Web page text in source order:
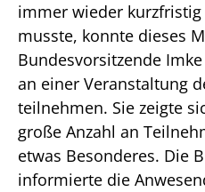
immer wieder kurzfristig
musste, konnte dieses
Bundesvorsitzende
an einer Veranstaltung
teilnehmen. Sie zeigte
große Anzahl an
etwas Besonderes. Die
informierte die